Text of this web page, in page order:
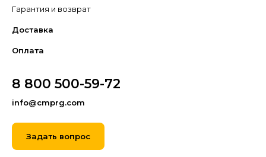
Гарантия и возврат
Доставка
Оплата
8 800 500-59-72
info@cmprg.com
Задать вопрос